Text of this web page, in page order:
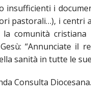
PASTORALE SCOLASTICA
PASTORALE UNIVERSITARIA
INSEGNAMENTO
UFFICIO LITURGICO
i
pastorali…), i centri
comunità
“Annunciate il
sanità in tutte le
Consulta Diocesana.